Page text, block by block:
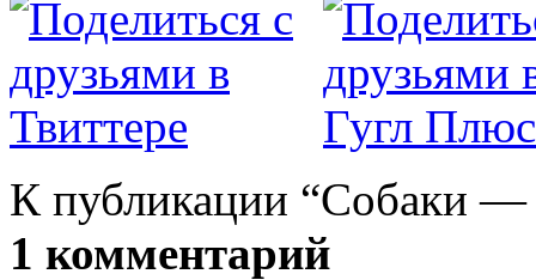
К публикации “Собаки —
1 комментарий